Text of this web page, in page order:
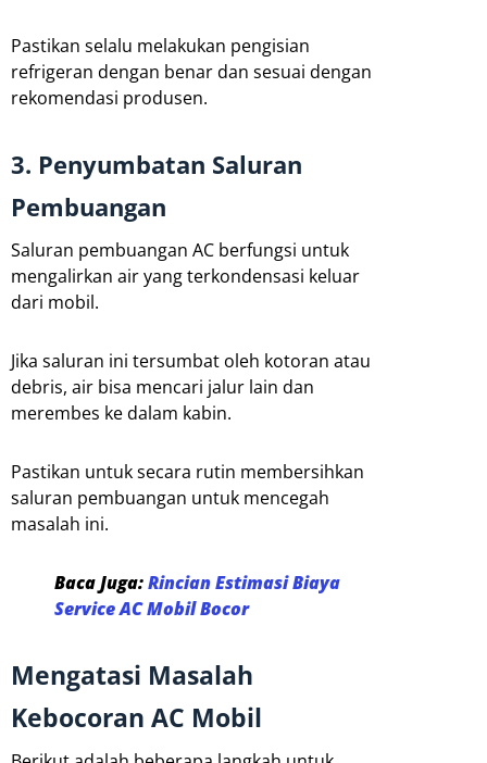
Pastikan selalu melakukan pengisian
refrigeran dengan benar dan sesuai dengan
rekomendasi produsen.
3. Penyumbatan Saluran
Pembuangan
Saluran pembuangan AC berfungsi untuk
mengalirkan air yang terkondensasi keluar
dari mobil.
Jika saluran ini tersumbat oleh kotoran atau
debris, air bisa mencari jalur lain dan
merembes ke dalam kabin.
Pastikan untuk secara rutin membersihkan
saluran pembuangan untuk mencegah
masalah ini.
Baca Juga:Rincian Estimasi Biaya
Service AC Mobil Bocor
Mengatasi Masalah
Kebocoran AC Mobil